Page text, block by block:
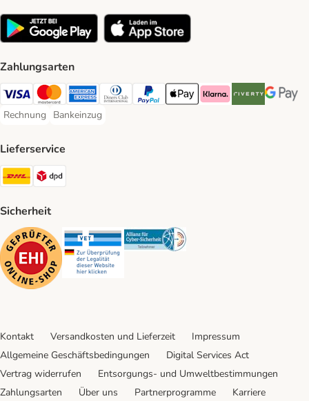
Zahlungsarten
Visa Payment Method
Mastercard Payment Method
American Express Payment Method
Diners Club Payment Method
PayPal Payment Method
Apple Pay Payment Method
Klarna Payment Method
Riverty Payment
Google
Rechnung
Rechnung Payment Method
Bankeinzug
Bankeinzug Payment Method
Lieferservice
DHL Shipping Method
Sicherheit
Security Security Security
Kontakt Versandkosten und Lieferzeit
Impressum
Allgemeine Geschäftsbedingungen
Digital Services Act
Vertrag widerrufen
Entsorgungs- und Umweltbestimmungen
Zahlungsarten
Über uns Partnerprogramme Karriere